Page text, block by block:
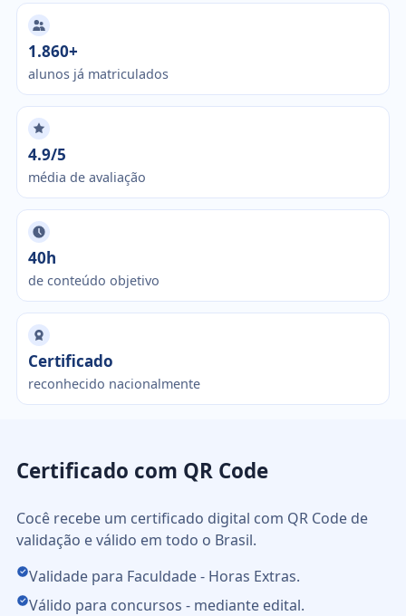
1.860+
alunos já matriculados
4.9/5
média de avaliação
40h
de conteúdo objetivo
Certificado
reconhecido nacionalmente
Certificado com QR Code
Cocê recebe um certificado digital com QR Code de
validação e válido em todo o Brasil.
Validade para Faculdade - Horas Extras.
Válido para concursos - mediante edital.